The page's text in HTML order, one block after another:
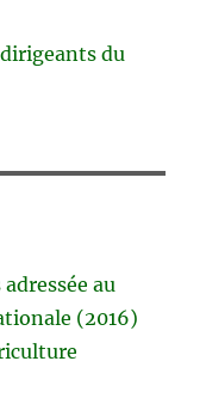
du
au
(2016)